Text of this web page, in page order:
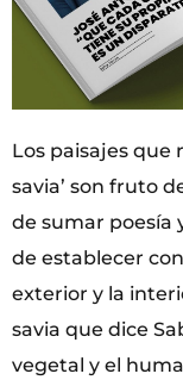
Los paisajes que
savia’ son fruto
de sumar poesía
de establecer
exterior y la
savia que dice
vegetal y el